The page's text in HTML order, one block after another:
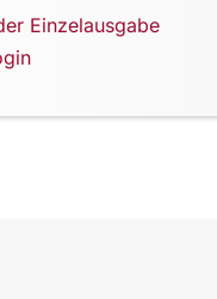
Einzelausgabe